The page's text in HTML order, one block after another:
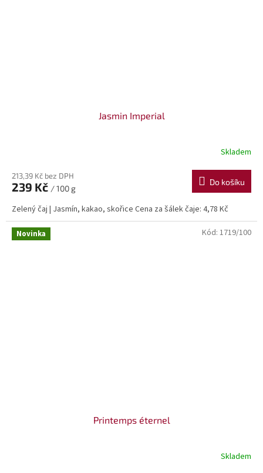
Jasmin Imperial
Skladem
213,39 Kč bez DPH
239 Kč / 100 g
Do košíku
Zelený čaj | Jasmín, kakao, skořice Cena za šálek čaje: 4,78 Kč
Novinka
Printemps éternel
Skladem
Kód: 1719/100